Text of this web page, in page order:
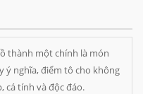
thành một chính là món
ý nghĩa, điểm tô cho không
cá tính và độc đáo.